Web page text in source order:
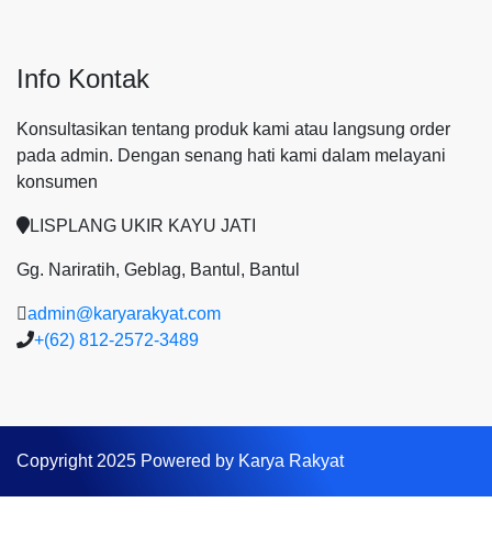
Info Kontak
Konsultasikan tentang produk kami atau langsung order
pada admin. Dengan senang hati kami dalam melayani
konsumen
LISPLANG UKIR KAYU JATI
Gg. Nariratih, Geblag, Bantul, Bantul
admin@karyarakyat.com
+(62) 812-2572-3489
Copyright 2025 Powered by Karya Rakyat